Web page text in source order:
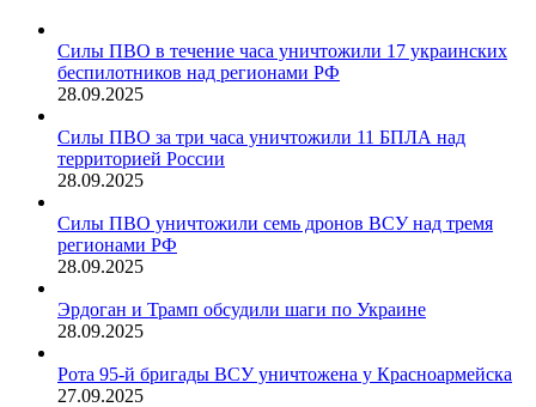
Силы ПВО в течение часа уничтожили 17 украинских
беспилотников над регионами РФ
28.09.2025
Силы ПВО за три часа уничтожили 11 БПЛА над
территорией России
28.09.2025
Силы ПВО уничтожили семь дронов ВСУ над тремя
регионами РФ
28.09.2025
Эрдоган и Трамп обсудили шаги по Украине
28.09.2025
Рота 95-й бригады ВСУ уничтожена у Красноармейска
27.09.2025